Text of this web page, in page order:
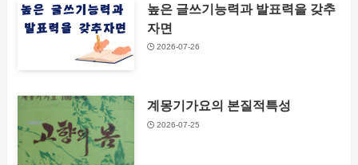
높은 글쓰기능력과 발표력을 갖추
자면
2026-07-26
계몽기가요의 본질적특성
2026-07-25